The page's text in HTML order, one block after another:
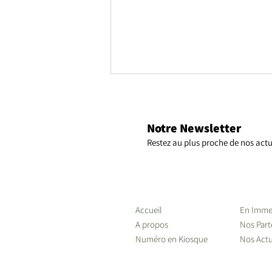
de développement financ'ile
Notre Newsletter
Restez au plus proche de nos
Accueil
A propos
Numéro en Kiosque
En
Nos
Nos